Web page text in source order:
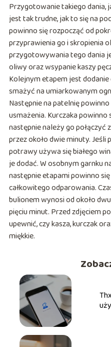
Przygotowanie takiego dania,
jest tak trudne, jak to się na
powinno się rozpocząć od
przyprawienia go i skropienia
przygotowywania tego dania
oliwy oraz wsypanie kaszy
Kolejnym etapem jest
smażyć na umiarkowanym
Następnie na patelnię
usmażenia. Kurczaka powinno
następnie należy go
przez około dwie minuty.
potrawy używa się białego
je dodać. W osobnym garnku
następnie etapami powinno
całkowitego odparowania.
bulionem wynosi od około
pięciu minut. Przed zdjęciem
upewnić, czy kasza, kurczak
miękkie.